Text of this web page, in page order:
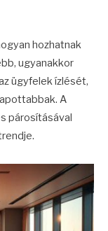
hozhatnak
ugyanakkor
ügyfelek ízlését,
A
párosításával